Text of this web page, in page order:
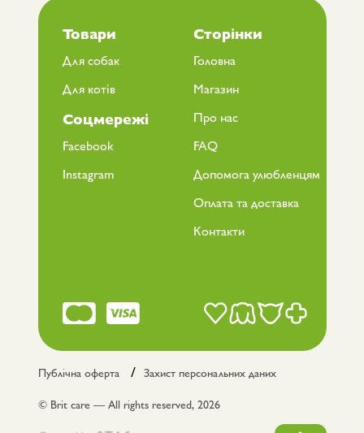
Товари
Для собак
Для котів
Сторінки
Головна
Магазин
Про нас
FAQ
Допомога улюбленцям
Оплата та доставка
Контакти
Соцмережі
Facebook
Instagram
© Brit care — All rights reserved, 2026
Публічна оферта Захист персональних даних